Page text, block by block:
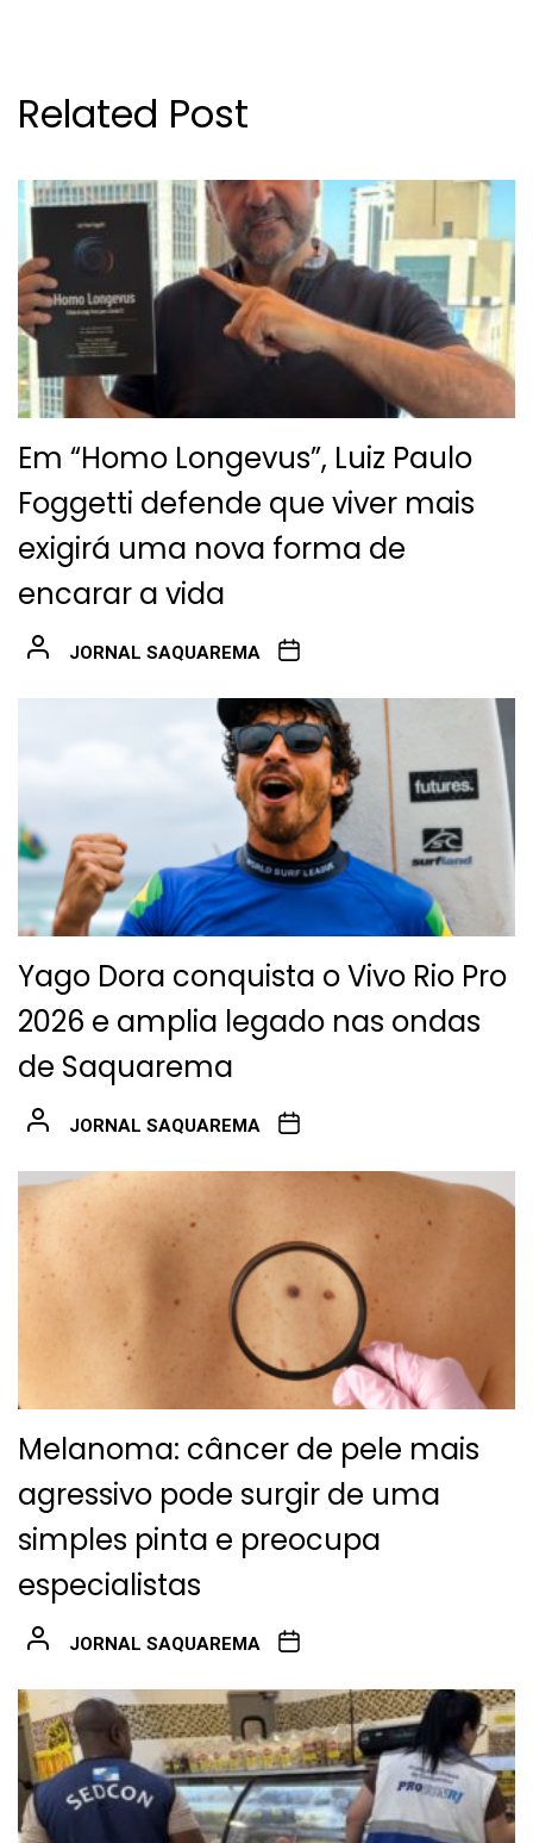
Related Post
Em “Homo Longevus”, Luiz Paulo
Foggetti defende que viver mais
exigirá uma nova forma de
encarar a vida
JORNAL SAQUAREMA
Yago Dora conquista o Vivo Rio Pro
2026 e amplia legado nas ondas
de Saquarema
JORNAL SAQUAREMA
Melanoma: câncer de pele mais
agressivo pode surgir de uma
simples pinta e preocupa
especialistas
JORNAL SAQUAREMA